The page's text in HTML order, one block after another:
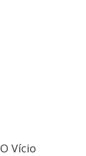
Vício